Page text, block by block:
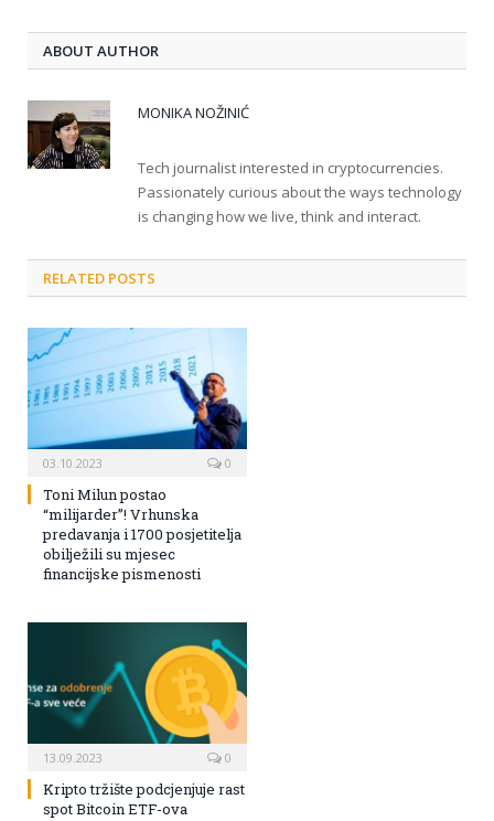
ABOUT AUTHOR
MONIKA NOŽINIĆ
Tech journalist interested in cryptocurrencies.
Passionately curious about the ways technology
is changing how we live, think and interact.
RELATED POSTS
03.10.2023 0
Toni Milun postao
“milijarder”! Vrhunska
predavanja i 1700 posjetitelja
obilježili su mjesec
financijske pismenosti
13.09.2023 0
Kripto tržište podcjenjuje rast
spot Bitcoin ETF-ova